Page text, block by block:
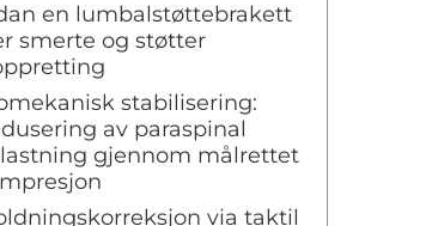
en lumbalstøttebrakett
smerte og støtter
stabilisering:
av paraspinal
gjennom målrettet
via taktil